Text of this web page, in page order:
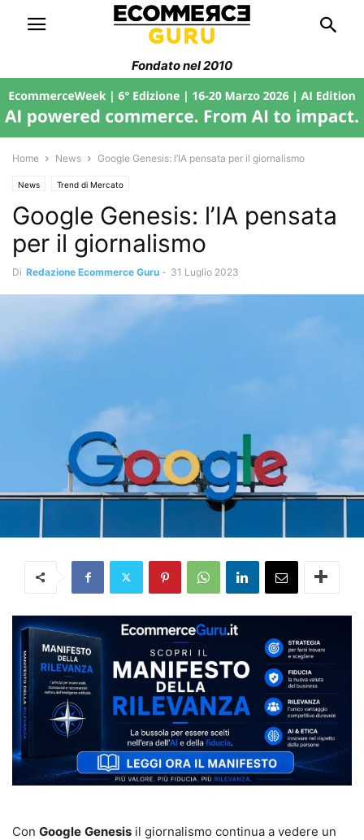
Fondato nel 2010
Home News Google Genesis: l’IA pensata per il giornalismo
News Trend di Mercato
Google Genesis: l’IA pensata
per il giornalismo
Di Redazione Ecommerce Guru - 31 Luglio 2023
Con Google Genesis il giornalismo continua a vedere un